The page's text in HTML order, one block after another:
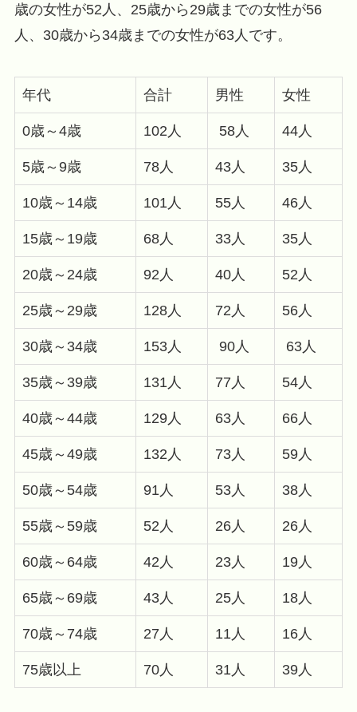
歳の女性が52人、25歳から29歳までの女性が56
人、30歳から34歳までの女性が63人です。
年代 合計 男性 女性
0歳～4歳 102人 58人 44人
5歳～9歳 78人 43人 35人
10歳～14歳 101人 55人 46人
15歳～19歳 68人 33人 35人
20歳～24歳 92人 40人 52人
25歳～29歳 128人 72人 56人
30歳～34歳 153人 90人 63人
35歳～39歳 131人 77人 54人
40歳～44歳 129人 63人 66人
45歳～49歳 132人 73人 59人
50歳～54歳 91人 53人 38人
55歳～59歳 52人 26人 26人
60歳～64歳 42人 23人 19人
65歳～69歳 43人 25人 18人
70歳～74歳 27人 11人 16人
75歳以上 70人 31人 39人